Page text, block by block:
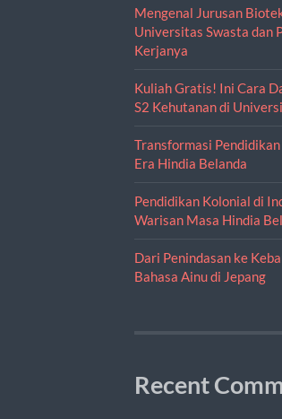
Mengenal Jurusan
Universitas Swasta dan
Kerjanya
Kuliah Gratis! Ini Cara
S2 Kehutanan di
Transformasi
Era Hindia Belanda
Pendidikan Kolonial di
Warisan Masa Hindia
Dari Penindasan ke
Bahasa Ainu di Jepang
Recent